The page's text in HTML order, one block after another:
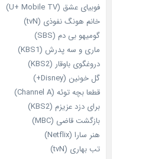
فوبیای عشق (U+ Mobile TV)
خانم هونگ نفوذی (tvN)
گومیهو بی دم (SBS)
ماری و سه پدرش (KBS1)
دروغگوی باوقار (KBS2)
گل خونین (Disney+)
قطعا بچه توئه (Channel A)
برای دزد عزیزم (KBS2)
بازگشت قاضی (MBC)
هنر سارا (Netflix)
تب بهاری (tvN)